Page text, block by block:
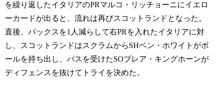
を繰り返したイタリアのPRマルコ・リッチョーニにイエロ
ーカードが出ると、流れは再びスコットランドとなった。
直後、バックスを1人減らして右PRを入れたイタリアに対
し、スコットランドはスクラムからSHベン・ホワイトがボ
ールを持ち出し、パスを受けたSOブレア・キングホーンが
ディフェンスを抜けてトライを決めた。